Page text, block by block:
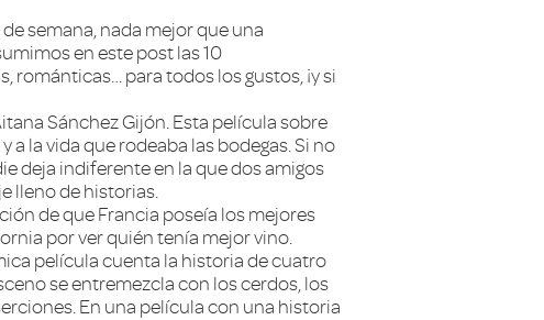
semana, nada mejor que una
en este post las 10
para todos los gustos, ¡y si
Sánchez Gijón. Esta película sobre
la vida que rodeaba las bodegas. Si no
deja indiferente en la que dos amigos
lleno de historias.
de que Francia poseía los mejores
por ver quién tenía mejor vino.
película cuenta la historia de cuatro
se entremezcla con los cerdos, los
En una película con una historia